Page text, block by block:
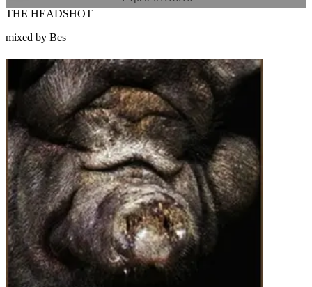
THE HEADSHOT
mixed by Bes